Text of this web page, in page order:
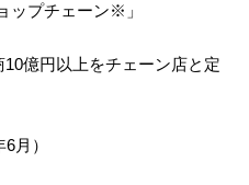
ップチェーン※」
億円以上をチェーン店と定
月）